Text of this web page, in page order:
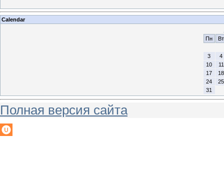
Calendar
Пн
Вт
3
4
10
11
17
18
24
25
31
Полная версия сайта